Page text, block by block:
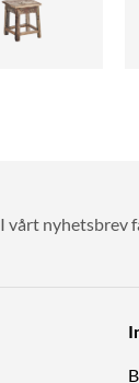
I vårt nyhetsbrev